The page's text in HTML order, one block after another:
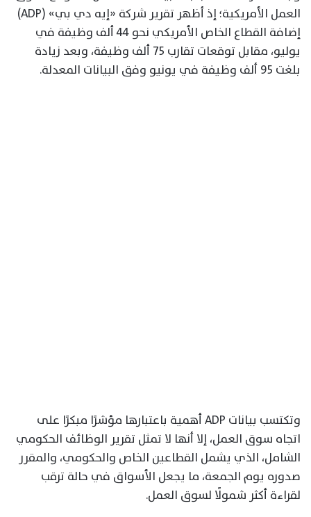
العمل الأمريكية؛ إذ أظهر تقرير شركة «إيه دي بي» (ADP)
إضافة القطاع الخاص الأمريكي نحو 44 ألف وظيفة في
يوليو، مقابل توقعات تقارب 75 ألف وظيفة، وبعد زيادة
بلغت 95 ألف وظيفة في يونيو وفق البيانات المعدلة.
وتكتسب بيانات ADP أهمية باعتبارها مؤشرًا مبكرًا على
اتجاه سوق العمل، إلا أنها لا تمثل تقرير الوظائف الحكومي
الشامل، الذي يشمل القطاعين الخاص والحكومي، والمقرر
صدوره يوم الجمعة، ما يجعل الأسواق في حالة ترقب
لقراءة أكثر شمولًا لسوق العمل.